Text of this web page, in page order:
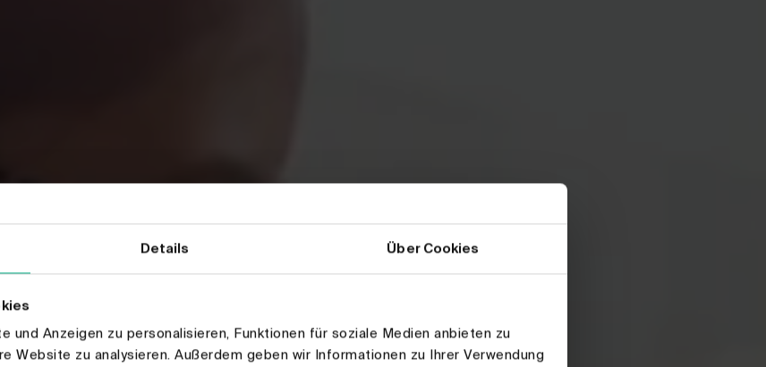
Details Über Cookies
und Anzeigen zu personalisieren, Funktionen für soziale Medien anbieten zu
Website zu analysieren. Außerdem geben wir Informationen zu Ihrer Verwendung